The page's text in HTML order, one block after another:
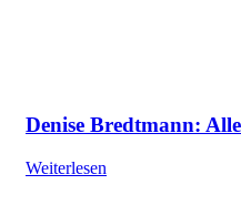
Denise Bredtmann:
Weiterlesen